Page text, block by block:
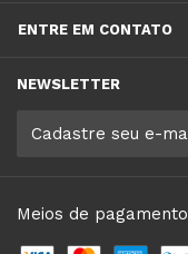
ENTRE EM CONTATO
NEWSLETTER
Meios de pagamento